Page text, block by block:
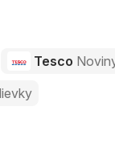
Tesco